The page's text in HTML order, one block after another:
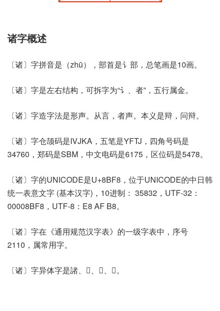
诸字概述
〔诸〕字拼音是（zhū），部首是讠部，总笔画是10画。
〔诸〕字是左右结构，可拆字为“讠、者”，五行属金。
〔诸〕字造字法是形声。从言，者声。本义是辩，问辩。
〔诸〕字仓颉码是IVJKA，五笔是YFTJ，四角号码是
34760，郑码是SBM，中文电码是6175，区位码是5478。
〔诸〕字的UNICODE是U+8BF8，位于UNICODE的中日韩
统一表意文字 (基本汉字)，10进制： 35832，UTF-32：
00008BF8，UTF-8：E8 AF B8。
〔诸〕字在《通用规范汉字表》的一级字表中，序号
2110，属常用字。
〔诸〕字异体字是諸、𢒕、𣦁、𧭷。